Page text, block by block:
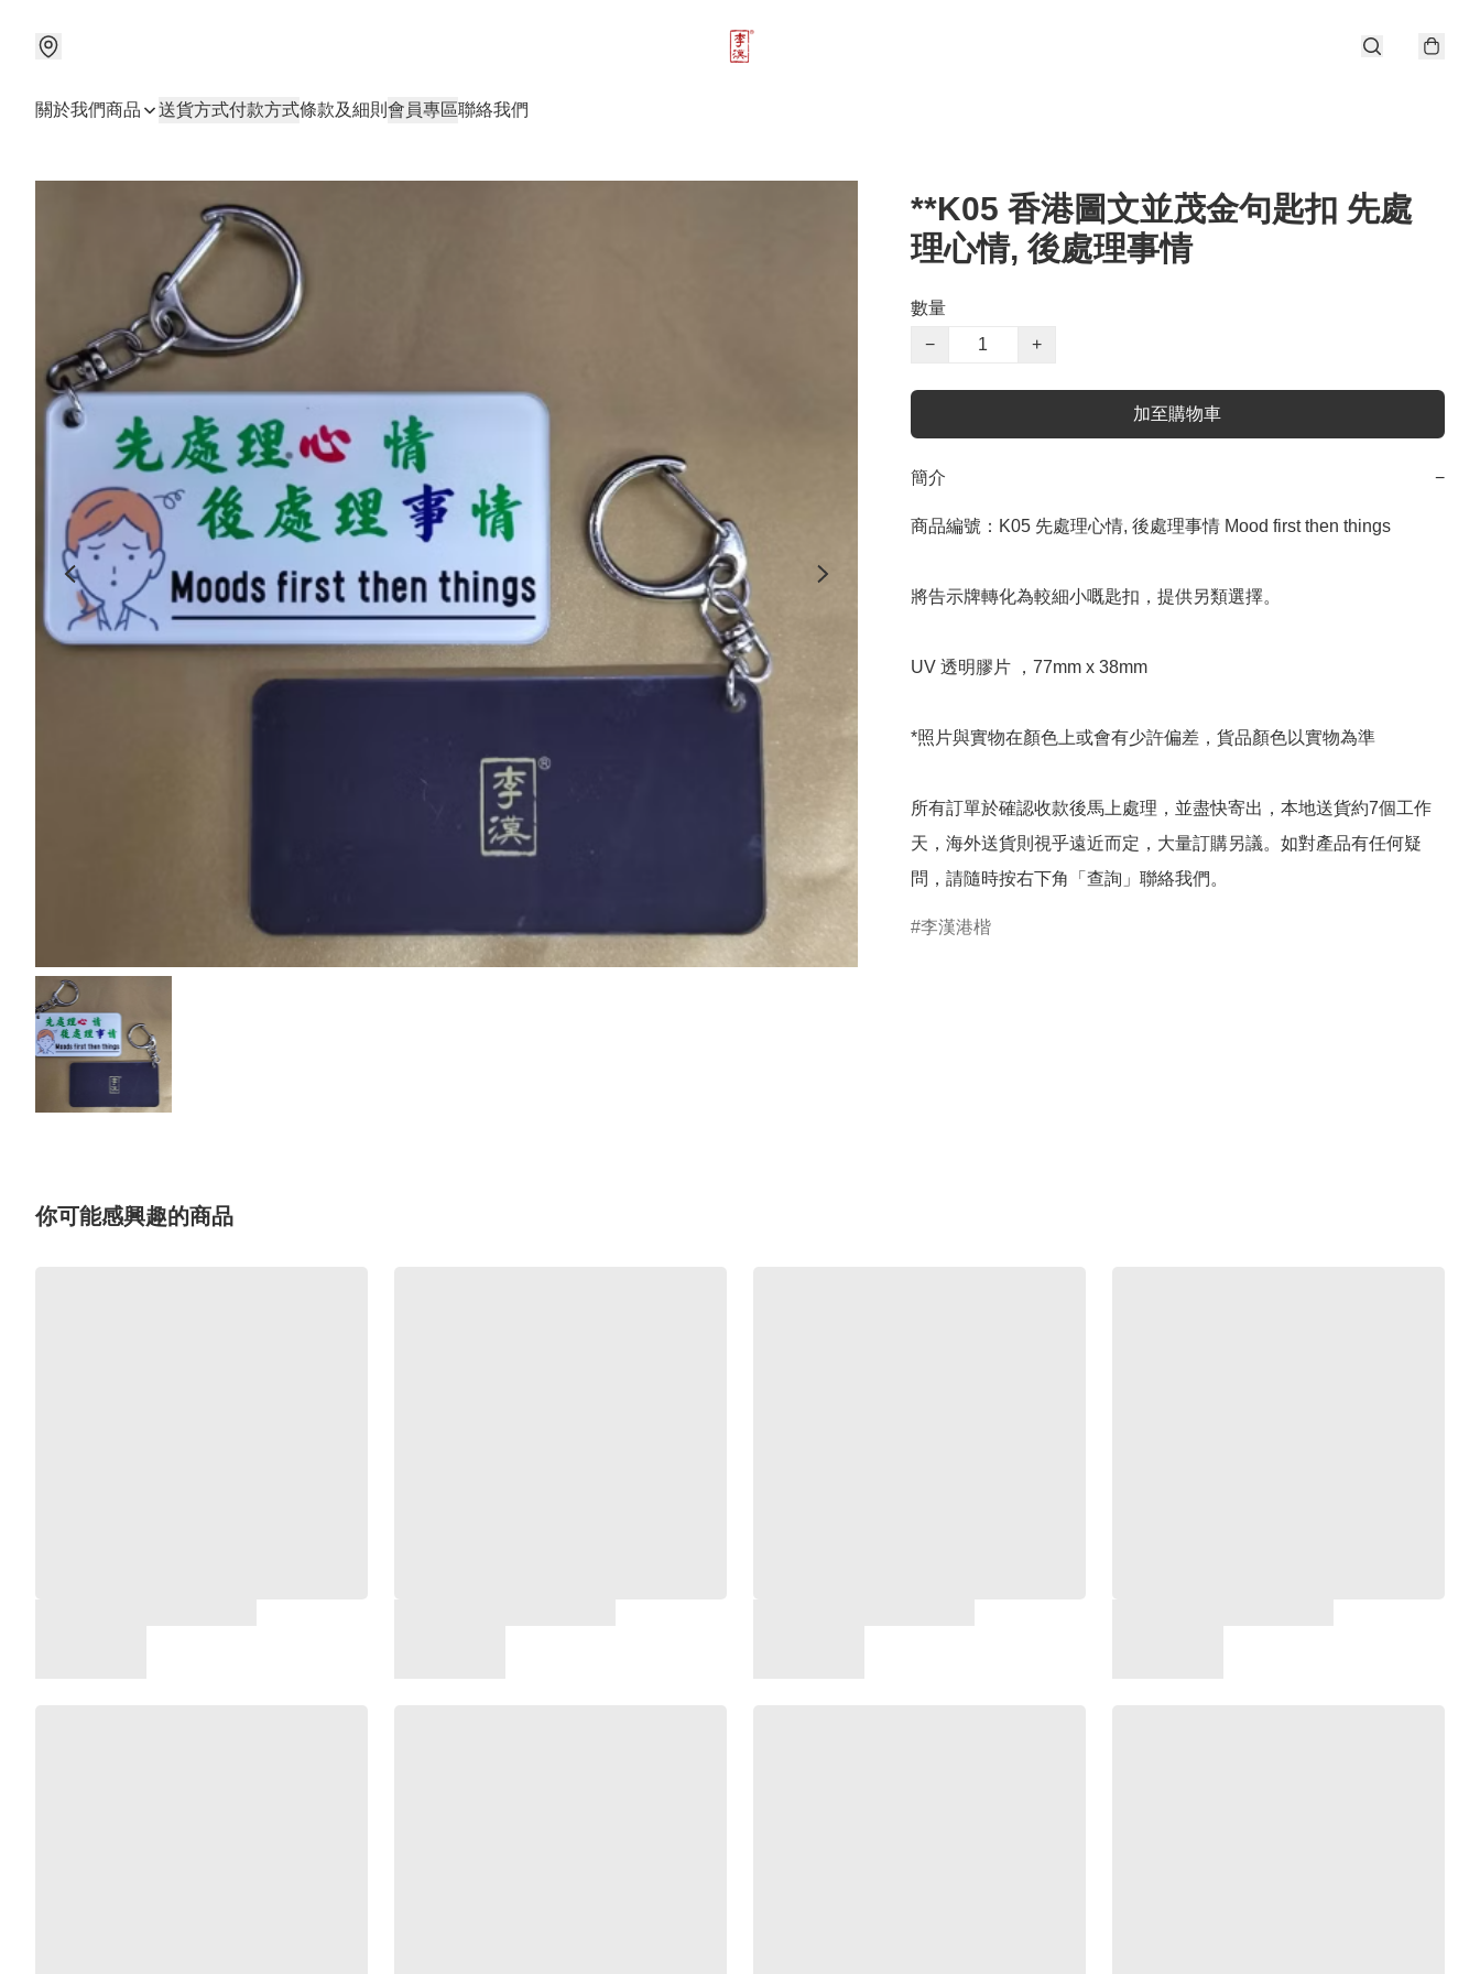
關於我們商品 送貨方式付款方式條款及細則 會員專區聯絡我們
**K05 香港圖文並茂金句匙扣 先處
理心情, 後處理事情
數量
−
+
加至購物車
簡介 −
商品編號：K05 先處理心情, 後處理事情 Mood first then things
將告示牌轉化為較細小嘅匙扣，提供另類選擇。
UV 透明膠片 ，77mm x 38mm
*照片與實物在顏色上或會有少許偏差，貨品顏色以實物為準
所有訂單於確認收款後馬上處理，並盡快寄出，本地送貨約7個工作
天，海外送貨則視乎遠近而定，大量訂購另議。如對產品有任何疑
問，請隨時按右下角「查詢」聯絡我們。
李漢港楷
你可能感興趣的商品